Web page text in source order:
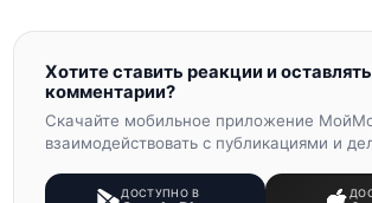
Хотите ставить реакции и оставлять
комментарии?
Скачайте мобильное приложение
взаимодействовать с публикациями и
ДОСТУПНО В